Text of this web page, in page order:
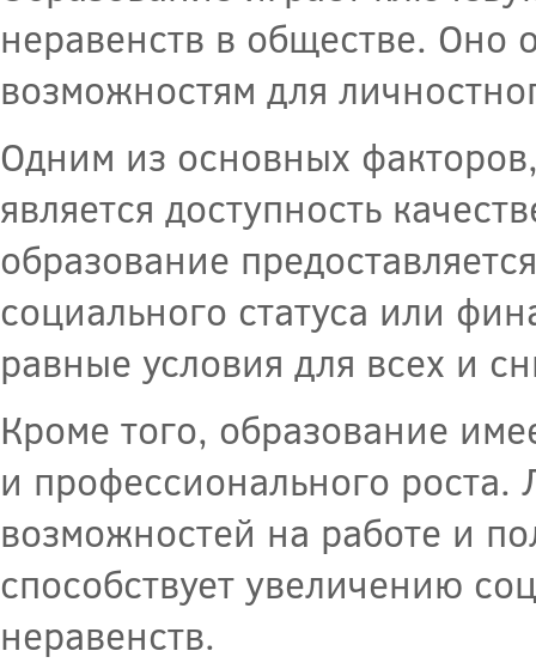
неравенств в обществе. Оно
возможностям для
Одним из основных
является доступность
образование
социального статуса или
равные условия для всех и
Кроме того, образование
и профессионального
возможностей на работе и
способствует увеличению
неравенств.